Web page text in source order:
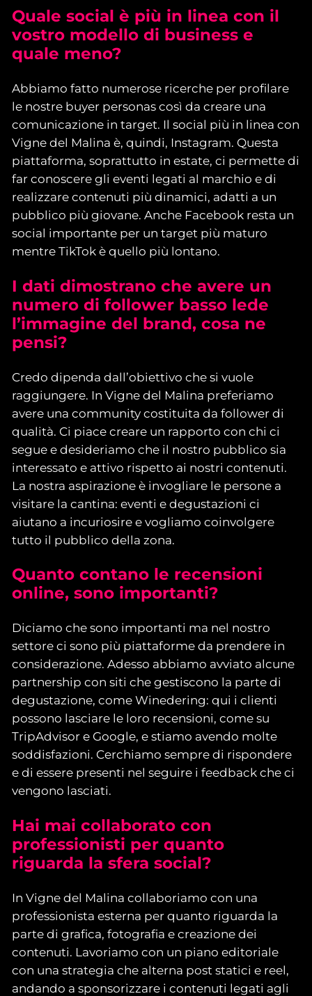
Quale social è più in linea con il
vostro modello di business e
quale meno?
Abbiamo fatto numerose ricerche per profilare
le nostre buyer personas così da creare una
comunicazione in target. Il social più in linea con
Vigne del Malina è, quindi, Instagram. Questa
piattaforma, soprattutto in estate, ci permette di
far conoscere gli eventi legati al marchio e di
realizzare contenuti più dinamici, adatti a un
pubblico più giovane. Anche Facebook resta un
social importante per un target più maturo
mentre TikTok è quello più lontano.
I dati dimostrano che avere un
numero di follower basso lede
l’immagine del brand, cosa ne
pensi?
Credo dipenda dall’obiettivo che si vuole
raggiungere. In Vigne del Malina preferiamo
avere una community costituita da follower di
qualità. Ci piace creare un rapporto con chi ci
segue e desideriamo che il nostro pubblico sia
interessato e attivo rispetto ai nostri contenuti.
La nostra aspirazione è invogliare le persone a
visitare la cantina: eventi e degustazioni ci
aiutano a incuriosire e vogliamo coinvolgere
tutto il pubblico della zona.
Quanto contano le recensioni
online, sono importanti?
Diciamo che sono importanti ma nel nostro
settore ci sono più piattaforme da prendere in
considerazione. Adesso abbiamo avviato alcune
partnership con siti che gestiscono la parte di
degustazione, come Winedering: qui i clienti
possono lasciare le loro recensioni, come su
TripAdvisor e Google, e stiamo avendo molte
soddisfazioni. Cerchiamo sempre di rispondere
e di essere presenti nel seguire i feedback che ci
vengono lasciati.
Hai mai collaborato con
professionisti per quanto
riguarda la sfera social?
In Vigne del Malina collaboriamo con una
professionista esterna per quanto riguarda la
parte di grafica, fotografia e creazione dei
contenuti. Lavoriamo con un piano editoriale
con una strategia che alterna post statici e reel,
andando a sponsorizzare i contenuti legati agli